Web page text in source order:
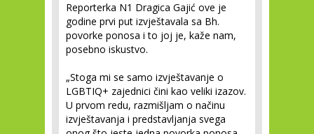
Reporterka N1 Dragica Gajić ove je
godine prvi put izvještavala sa Bh.
povorke ponosa i to joj je, kaže nam,
posebno iskustvo.
„Stoga mi se samo izvještavanje o
LGBTIQ+ zajednici čini kao veliki izazov.
U prvom redu, razmišljam o načinu
izvještavanja i predstavljanja svega